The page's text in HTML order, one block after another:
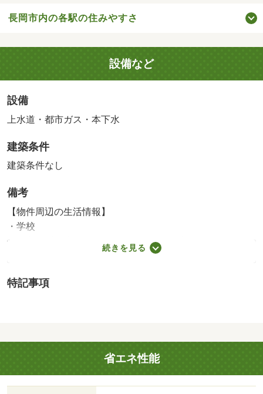
長岡市内の各駅の住みやすさ
設備など
設備
上水道・都市ガス・本下水
建築条件
建築条件なし
備考
【物件周辺の生活情報】
・学校
長岡市立川口小学校（1,030m）、長岡市立川口中学校
コンビニ（1,000m）
国土法届出：不要
続きを見る
特記事項
省エネ性能